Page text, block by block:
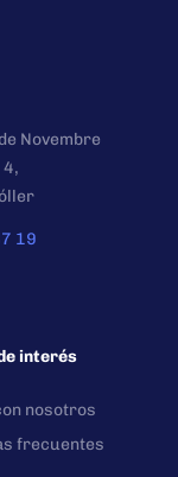
Novembre
4,
19
interés
nosotros
frecuentes